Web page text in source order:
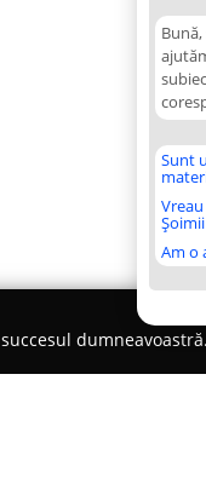
Sunt
Șoimii
Am o
dumneavoastră.